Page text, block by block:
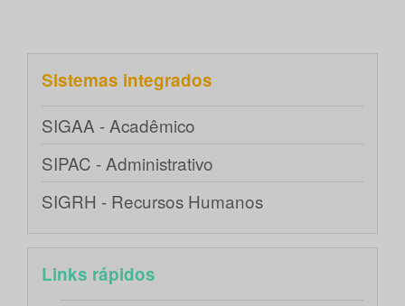
Sistemas integrados
SIGAA - Acadêmico
SIPAC - Administrativo
SIGRH - Recursos Humanos
Links rápidos